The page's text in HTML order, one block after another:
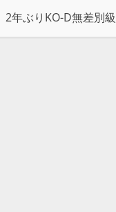
2年ぶりKO-D無差別